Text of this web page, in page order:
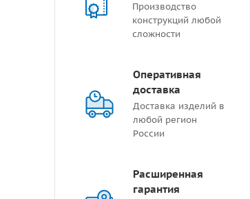
Производство
конструкций любой
сложности
Оперативная
доставка
Доставка изделий в
любой регион
России
Расширенная
гарантия